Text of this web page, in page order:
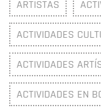
ARTISTAS
ACTIVIDADES
ACTIVIDADES
ACTIVIDADES EN